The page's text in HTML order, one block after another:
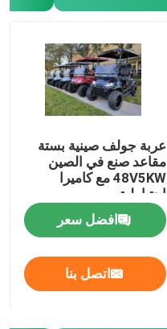
عربة جولف صينية بستة
مقاعد صنع في الصين
48V5KW مع كاميرا
احتياطية
افضل سعر
اتصل بنا